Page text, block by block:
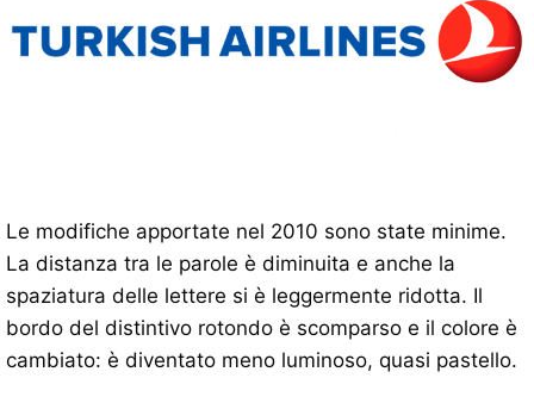
Le modifiche apportate nel 2010 sono state minime.
La distanza tra le parole è diminuita e anche la
spaziatura delle lettere si è leggermente ridotta. Il
bordo del distintivo rotondo è scomparso e il colore è
cambiato: è diventato meno luminoso, quasi pastello.